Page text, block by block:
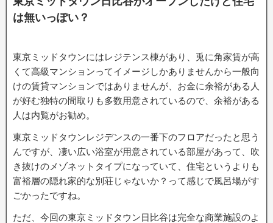
は無いっぽい？
東京ミッドタウンにはレジテンス棟があり、兎に角家賃が高
くて高級マンションってイメージしかありませんから一般向
けの賃貸マンションではありませんが、お金に余裕がある人
が好む独特の間取りも多数用意されているので、余裕がある
人は内覧がお勧め。
東京ミッドタウンレジデンスの一番下のフロアだったと思う
んですが、凄い広い浴室が用意されている部屋があって、吹
き抜けのメゾネットタイプになっていて、住宅というよりも
富裕層の隠れ家的な別荘じゃないか？って感じで風呂場がす
ごかったですね。
ただ、今回の東京ミッドタウン日比谷は完全な商業施設のよ